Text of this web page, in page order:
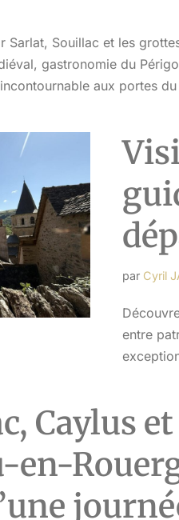
Sarlat, Souillac et les
gastronomie du
aux portes
par Cyril
entre
Caylus et
en-